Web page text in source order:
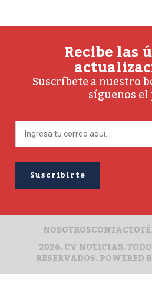
Recibe las
Suscríbete a nuestro
síguenos el
2026. CV NOTICIAS.
RESERVADOS. POWERED
NOSOTROSCONTACTO